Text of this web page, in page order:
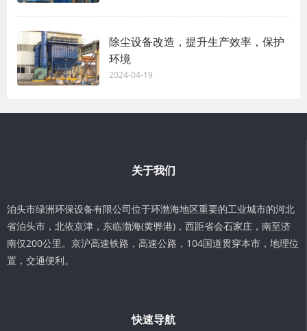
除尘设备改造，提升生产效率，保护
环境
2024-04-19
关于我们
泊头市绿洲环保设备有限公司位于环渤海地区重要的工业城市的河北
省泊头市，北依京津，东临渤海(黄骅港)，西距省会石家庄，南至济
南仅200公里。京沪高速铁路，高速公路，104国道贯穿本市，地理位
置，交通便利。
快速导航